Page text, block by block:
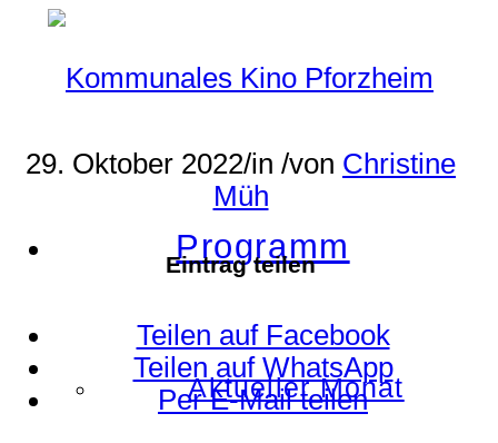
Programm
Aktueller Monat
29. Oktober 2022/in /von Christine
Müh
Eintrag teilen
Teilen auf Facebook
Teilen auf WhatsApp
Per E-Mail teilen